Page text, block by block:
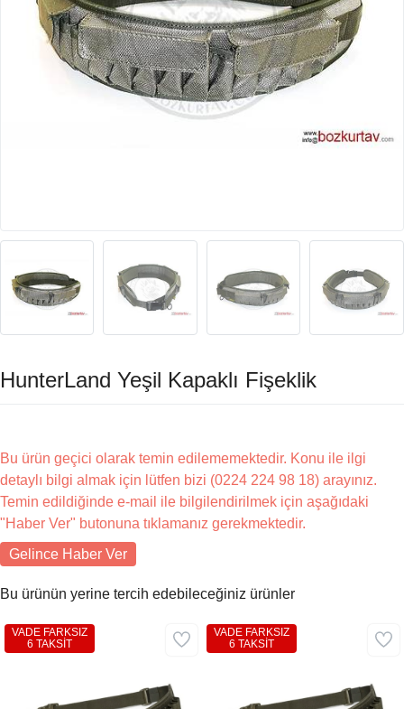
HunterLand Yeşil Kapaklı Fişeklik
Bu ürün geçici olarak temin edilememektedir. Konu ile ilgi
detaylı bilgi almak için lütfen bizi (0224 224 98 18) arayınız.
Temin edildiğinde e-mail ile bilgilendirilmek için aşağıdaki
"Haber Ver" butonuna tıklamanız gerekmektedir.
Gelince Haber Ver
Bu ürünün yerine tercih edebileceğiniz ürünler
VADE FARKSIZ
6 TAKSİT
VADE FARKSIZ
6 TAKSİT